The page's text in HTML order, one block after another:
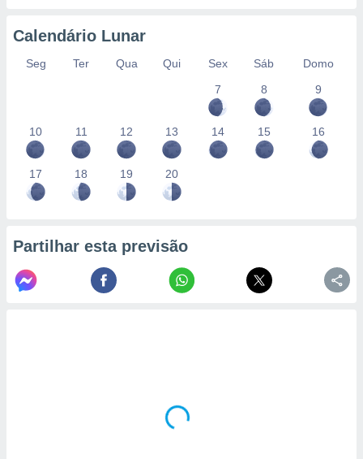
Calendário Lunar
Seg Ter Qua Qui Sex Sáb
Domo
7
8 9
10 11 12 13 14 15 16
17 18 19 20
Partilhar esta previsão